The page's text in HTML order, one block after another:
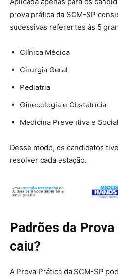
prova prática da SCM-SP
sucessivas referentes ás 5
Clínica Médica
Cirurgia Geral
Pediatria
Ginecologia e Obstetrícia
Medicina Preventiva e Social
Desse modo, os candidatos
resolver cada estação.
Padrões da
caiu?
A Prova Prática da SCM-SP